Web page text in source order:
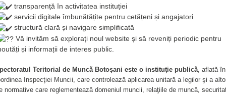
transparență în activitatea instituției
servicii digitale îmbunătățite pentru cetățeni și angajatori
structură clară și navigare simplificată
Vă invităm să explorați noul website și să reveniți periodic pentru
și informații de interes public.
Teritorial de Muncă Botoșani este o instituţie publică , aflată în
Inspecţiei Muncii, care controlează aplicarea unitară a legilor şi a
normative care reglementează domeniul muncii, relaţiile de muncă,